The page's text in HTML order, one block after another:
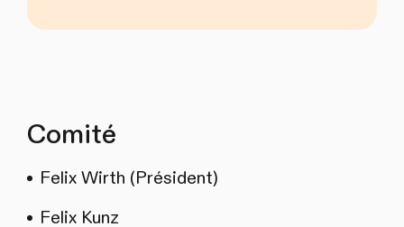
Comité
Felix Wirth (Président)
Felix Kunz